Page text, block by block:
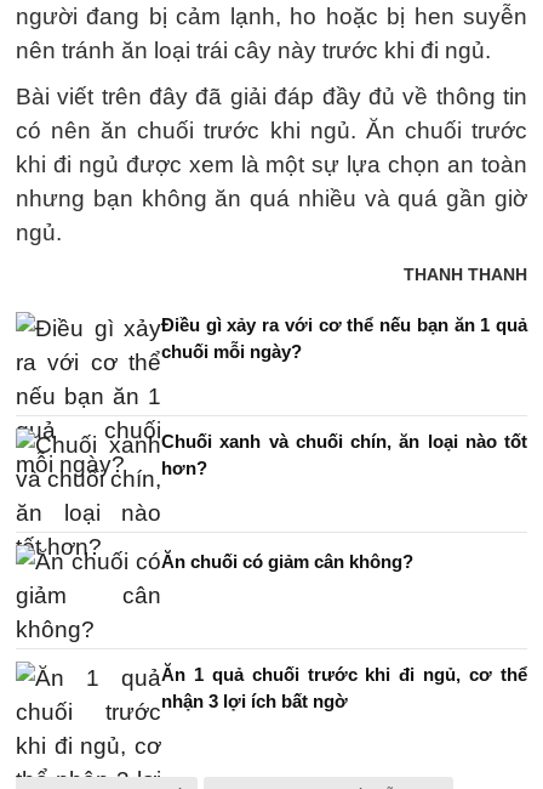
người đang bị cảm lạnh, ho hoặc bị hen suyễn
nên tránh ăn loại trái cây này trước khi đi ngủ.
Bài viết trên đây đã giải đáp đầy đủ về thông tin
có nên ăn chuối trước khi ngủ. Ăn chuối trước
khi đi ngủ được xem là một sự lựa chọn an toàn
nhưng bạn không ăn quá nhiều và quá gần giờ
ngủ.
THANH THANH
Điều gì xảy ra với cơ thể nếu bạn ăn 1 quả
chuối mỗi ngày?
Chuối xanh và chuối chín, ăn loại nào tốt
hơn?
Ăn chuối có giảm cân không?
Ăn 1 quả chuối trước khi đi ngủ, cơ thể
nhận 3 lợi ích bất ngờ